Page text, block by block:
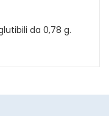
da 0,78 g.